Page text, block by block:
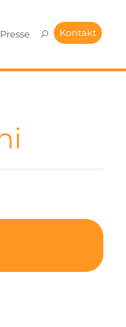
Presse Kontakt